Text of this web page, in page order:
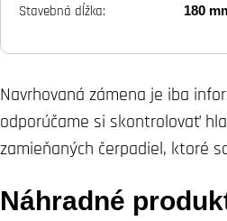
Stavebná dĺžka: 180
Navrhovaná zámena je iba
odporúčame si skontrolovať
zamieňaných čerpadiel, ktoré
Náhradné